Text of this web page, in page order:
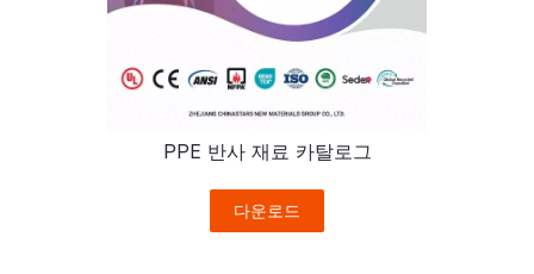
PPE 반사 재료 카탈로그
다운로드